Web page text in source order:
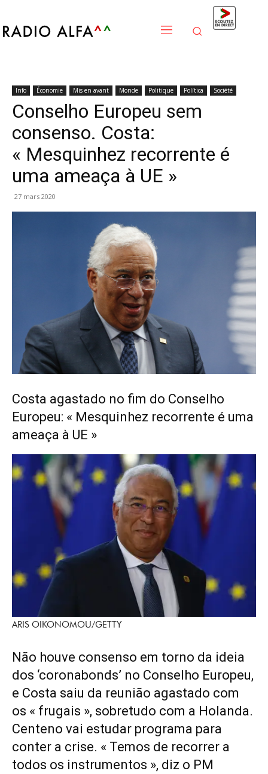
Info Économie Mis en avant Monde Politique Política Société
Conselho Europeu sem
consenso. Costa:
« Mesquinhez recorrente é
uma ameaça à UE »
27 mars 2020
Costa agastado no fim do Conselho
Europeu: « Mesquinhez recorrente é uma
ameaça à UE »
ARIS OIKONOMOU/GETTY
Não houve consenso em torno da ideia
dos ‘coronabonds’ no Conselho Europeu,
e Costa saiu da reunião agastado com
os « frugais », sobretudo com a Holanda.
Centeno vai estudar programa para
conter a crise. « Temos de recorrer a
todos os instrumentos », diz o PM